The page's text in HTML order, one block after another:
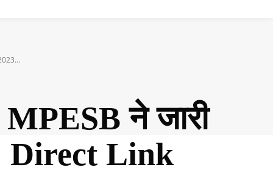
ने जारी
Direct Link